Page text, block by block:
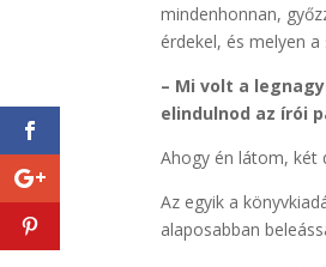
mindenhonnan,
érdekel, és melyen
– Mi volt a
elindulnod az írói
Ahogy én látom, két
Az egyik a
alaposabban